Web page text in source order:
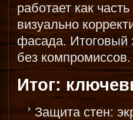
работает как
визуально
фасада. Итоговый
без компромиссов.
Итог:
Защита стен: